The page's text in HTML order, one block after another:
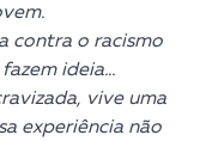
contra o racismo
ideia…
vive uma
experiência não